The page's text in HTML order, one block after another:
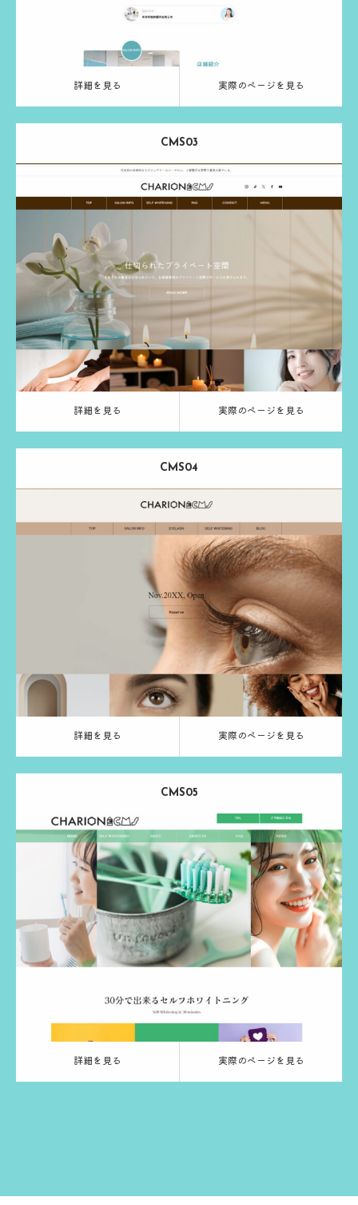
詳細を見る 実際のページを見る
CMS03
Category：エステ ホワイトニング
実際のページを見る
詳細を見る 実際のページを見る
CMS04
Release：2024.03.13
Category：アイラッシュ
詳細を見る 実際のページを見る
CMS05
Release：2024.03.13
Category：エステ ホワイトニング グリーン
実際のページを見る
詳細を見る 実際のページを見る